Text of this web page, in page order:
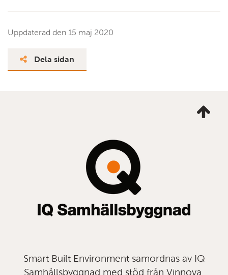
Uppdaterad den 15 maj 2020
Dela sidan
mig
Smart Built Environment samordnas av IQ
Samhällsbyggnad med stöd från Vinnova,